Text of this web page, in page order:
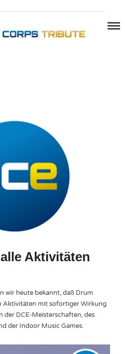
Aktivitäten
wir heute bekannt, daß Drum
Aktivitäten mit sofortiger Wirkung
der DCE-Meisterschaften, des
der Indoor Music Games.